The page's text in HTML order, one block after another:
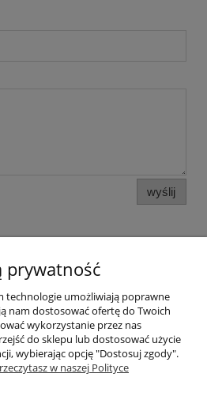
wyślij
Moje konto
i dostawa
prywatność
technologie umożliwiają poprawne
nam dostosować ofertę do Twoich
wykorzystanie przez nas
do sklepu lub dostosować użycie
wybierając opcję "Dostosuj zgody".
w naszej Polityce